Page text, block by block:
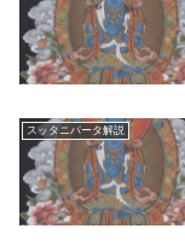
スッタニパータ解説